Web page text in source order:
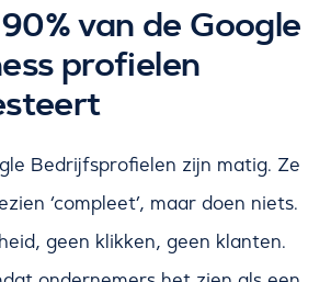
van de Google
profielen
Bedrijfsprofielen zijn matig. Ze
‘compleet’, maar doen niets.
geen klikken, geen klanten.